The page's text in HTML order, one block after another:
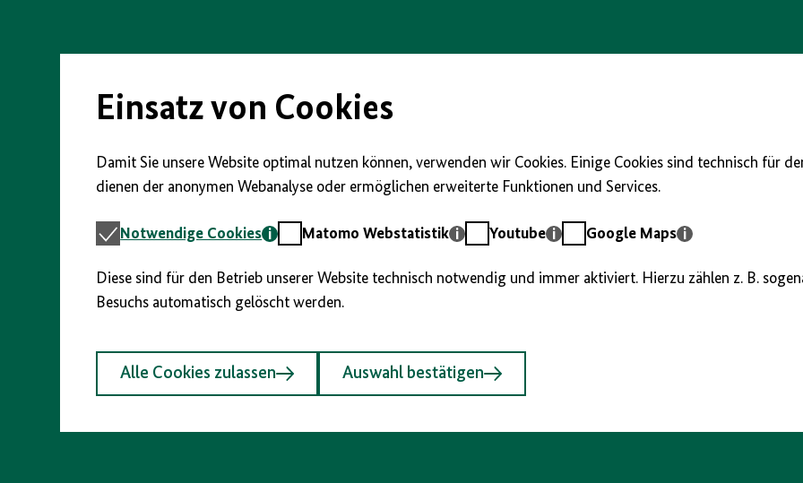
Seiteninhalt
Einsatz von Cookies
Damit Sie unsere Website optimal nutzen können, verwenden wir Cookies. Einige Cookies sind technisch für
dienen der anonymen Webanalyse oder ermöglichen erweiterte Funktionen und Services.
Notwendige
Notwendige Cookies
MatomoMatomo Webstatistik YoutubeYoutube
GoogleGoogle Maps
Diese sind für den Betrieb unserer Website technisch notwendig und immer aktiviert. Hierzu zählen z. B.
Besuchs automatisch gelöscht werden.
Alle Cookies zulassen Auswahl bestätigen